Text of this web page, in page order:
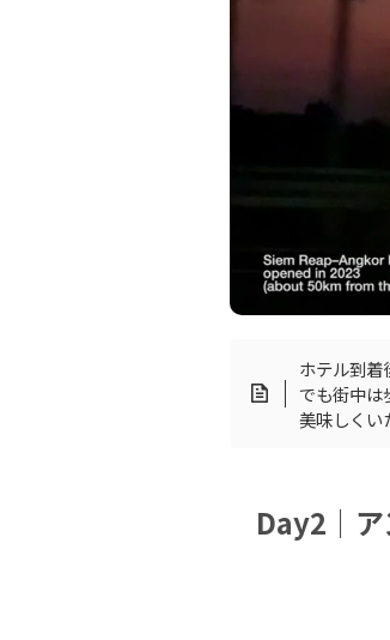
ホテル到着
でも街中は
美味しくい
Day2｜